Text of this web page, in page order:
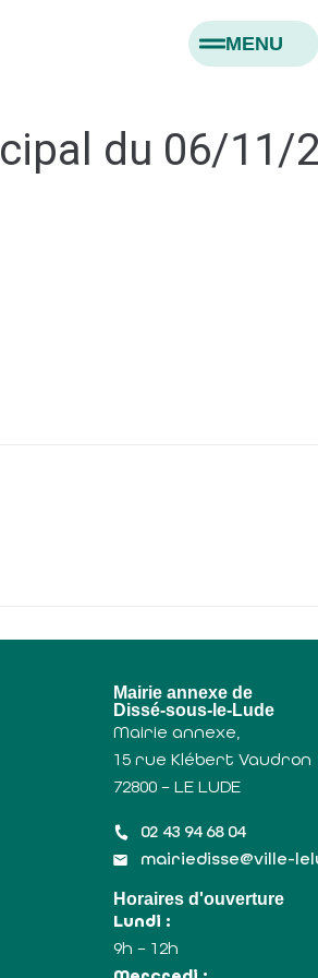
MENU
du 06/11/
Mairie annexe de
Dissé-sous-le-Lude
Mairie annexe,
15 rue Klébert Vaudron
72800 – LE LUDE
02 43 94 68 04
mairiedisse@ville-
Horaires d'ouverture
Lundi :
9h – 12h